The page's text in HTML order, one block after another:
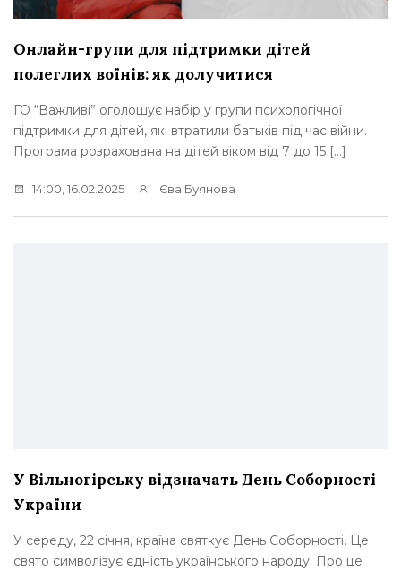
Онлайн-групи для підтримки дітей
полеглих воїнів: як долучитися
ГО “Важливі” оголошує набір у групи психологічної
підтримки для дітей, які втратили батьків під час війни.
Програма розрахована на дітей віком від 7 до 15 […]
14:00, 16.02.2025 Єва Буянова
У Вільногірську відзначать День Соборності
України
У середу, 22 січня, країна святкує День Соборності. Це
свято символізує єдність українського народу. Про це